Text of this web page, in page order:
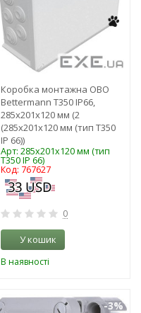
Коробка монтажна OBO
Bettermann Т350 IP66,
285x201x120 мм (2
(285x201x120 мм (тип Т350
IP 66))
Арт: 285x201x120 мм (тип
Т350 IP 66)
Код: 767627
0
У кошик
В наявності
-3%